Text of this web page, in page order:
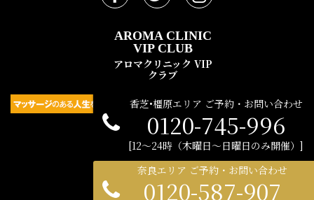
奈良エリア ご予約・お問い合わせ
0120-587-907
香芝•橿原エリア ご予約・お問い合わせ
0120-745-996
12〜24時（木曜日〜日曜日のみ開催）
AROMA CLINIC
VIP CLUB
アロマクリニック VIP
クラブ
民間広告支援機構 © 2021